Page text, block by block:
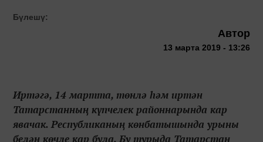
Бүлешү:
Автор
13 марта 2019 - 13:26
Иртәгә, 14 мартта, төнлә һәм иртән
Татарстанның күпчелек районнарында кар
явачак. Республиканың көнбатышында урыны
белән көчле кар була. Бу турыда Татарстан